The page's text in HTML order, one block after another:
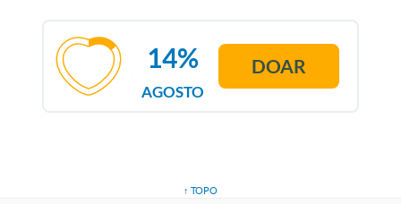
AGOSTO
14% DOAR
↑ TOPO